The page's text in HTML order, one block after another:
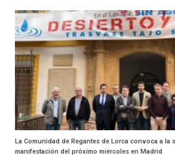
La Comunidad de Regantes de Lorca convoca a la
manifestación del próximo miércoles en Madrid